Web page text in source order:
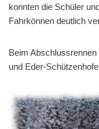
konnten die Schüler
Fahrkönnen deutlich
Beim
und Eder-